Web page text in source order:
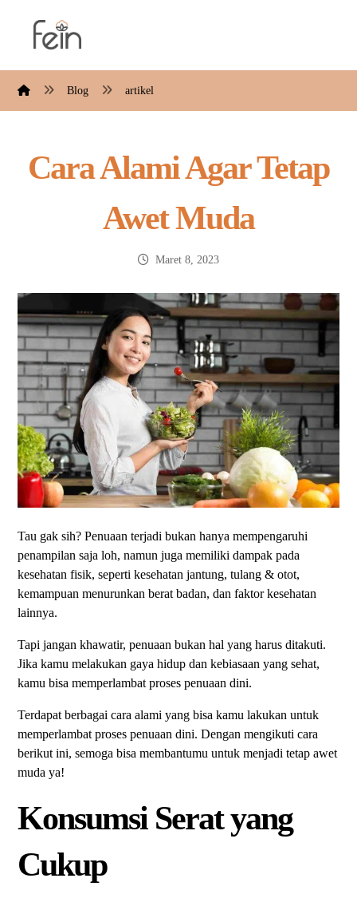
Blog artikel
Cara Alami Agar Tetap
Awet Muda
Maret 8, 2023
Tau gak sih? Penuaan terjadi bukan hanya mempengaruhi
penampilan saja loh, namun juga memiliki dampak pada
kesehatan fisik, seperti kesehatan jantung, tulang & otot,
kemampuan menurunkan berat badan, dan faktor kesehatan
lainnya.
Tapi jangan khawatir, penuaan bukan hal yang harus ditakuti.
Jika kamu melakukan gaya hidup dan kebiasaan yang sehat,
kamu bisa memperlambat proses penuaan dini.
Terdapat berbagai cara alami yang bisa kamu lakukan untuk
memperlambat proses penuaan dini. Dengan mengikuti cara
berikut ini, semoga bisa membantumu untuk menjadi tetap awet
muda ya!
Konsumsi Serat yang
Cukup